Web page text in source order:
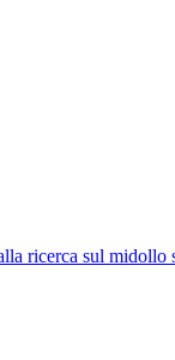
ricerca sul midollo